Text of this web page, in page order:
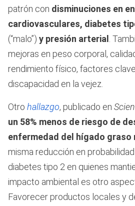
patrón con disminuciones en
cardiovasculares, diabetes
(“malo”) y presión arterial
.
mejoras en peso corporal,
rendimiento físico, factores
discapacidad en la vejez.
Otro hallazgo, publicado en
un 58% menos de riesgo de
enfermedad del hígado graso
misma reducción en
diabetes tipo 2 en quienes
impacto ambiental es otro
Favorecer productos locales y